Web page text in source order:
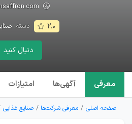
۲.۰ دسته:
دنبال کنید
معرفی آگهی‌ها امتیازات
صفحه اصلی معرفی شرکت‌ها صنایع غذایی